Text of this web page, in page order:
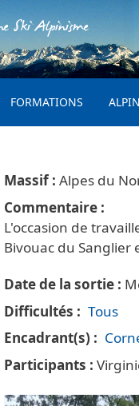
Ski Alpinisme
FORMATIONS
Alpes du
Commentaire
L'occasion de
Bivouac du Sanglier
Date de la sortie
Difficultés
Tous
Encadrant(s)
Participants
Vignette principale